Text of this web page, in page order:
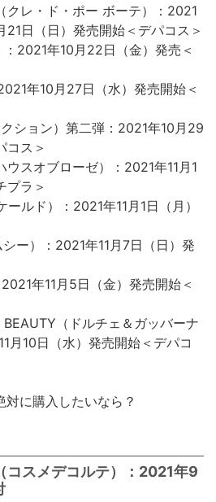
レ・ド・ポー ボーテ）：2021
21日（日）発売開始＜デパコス＞
2021年10月22日（金）発売＜
年10月27日（水）発売開始＜
ション）第二弾：2021年10月29
コス＞
スオブローゼ）：2021年11月1
プラ＞
ルド）：2021年11月1日（月）
ー）：2021年11月7日（日）発
年11月5日（金）発売開始＜
（ドルチェ＆ガッバーナ
月10日（水）発売開始＜デパコ
に購入したいなら？
コスメデコルテ）：2021年9